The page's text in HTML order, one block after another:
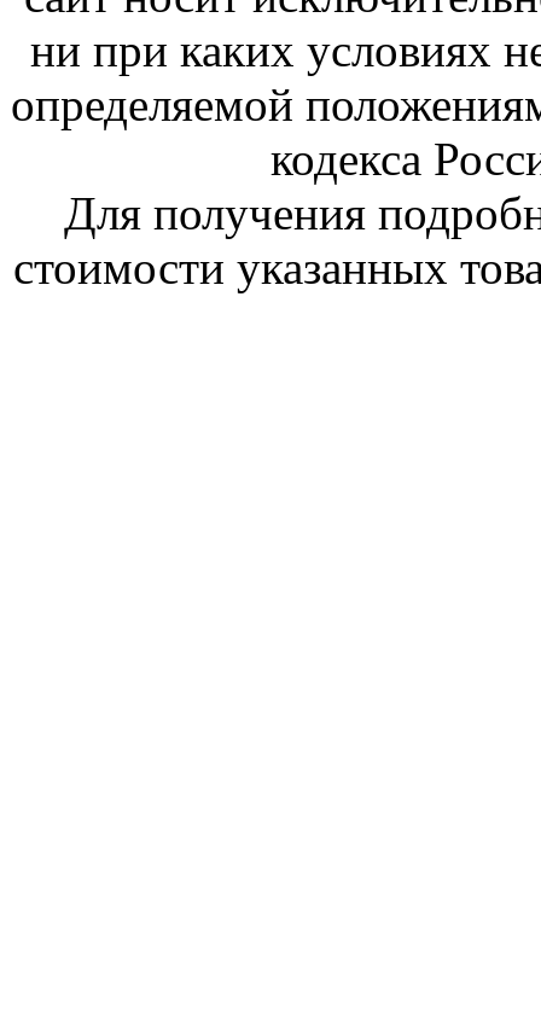
ни при каких условиях
определяемой
кодекса
Для получения
стоимости указанных